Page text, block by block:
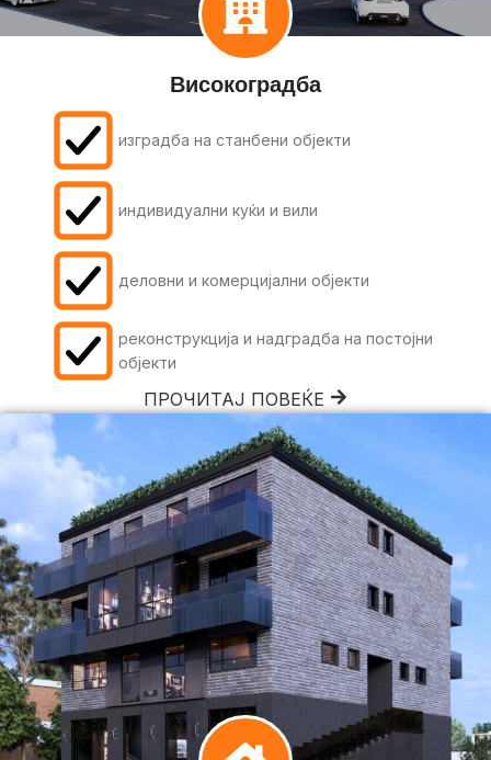
Високоградба
изградба на станбени објекти
индивидуални куќи и вили
деловни и комерцијални објекти
реконструкција и надградба на постојни
објекти
ПРОЧИТАЈ ПОВЕЌЕ